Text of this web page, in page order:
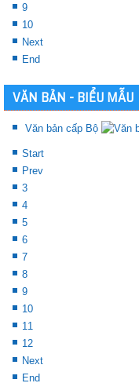
9
10
Next
End
VĂN BẢN - BIỂU MẪU
Văn bản cấp Bộ
Start
Prev
3
4
5
6
7
8
9
10
11
12
Next
End